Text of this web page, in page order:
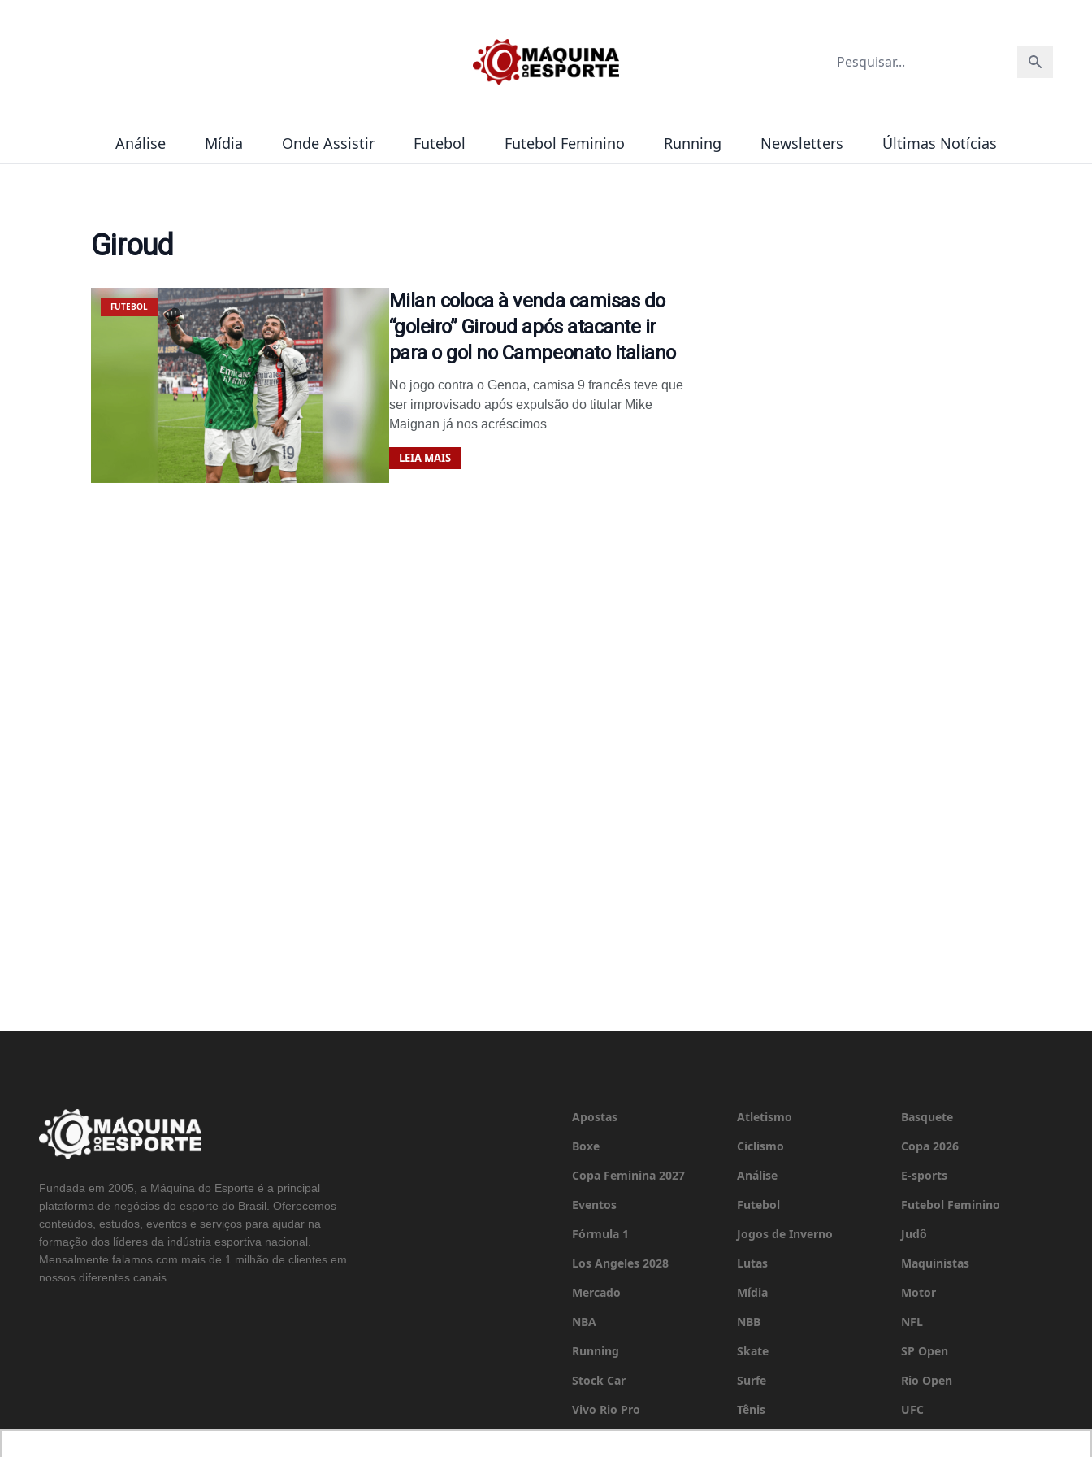
Análise Mídia Onde Assistir Futebol Futebol Feminino Running Newsletters Últimas Notícias
Giroud
FUTEBOL
Milan coloca à venda camisas do
“goleiro” Giroud após atacante ir
para o gol no Campeonato Italiano
No jogo contra o Genoa, camisa 9 francês teve que
ser improvisado após expulsão do titular Mike
Maignan já nos acréscimos
LEIA MAIS
Fundada em 2005, a Máquina do Esporte é a principal
plataforma de negócios do esporte do Brasil. Oferecemos
conteúdos, estudos, eventos e serviços para ajudar na
formação dos líderes da indústria esportiva nacional.
Mensalmente falamos com mais de 1 milhão de clientes em
nossos diferentes canais.
Apostas Atletismo
Basquete
Boxe
Ciclismo
Copa 2026
Copa Feminina 2027
Análise
E-sports
Eventos
Futebol
Futebol Feminino
Fórmula 1
Jogos de Inverno
Judô
Los Angeles 2028
Lutas
Maquinistas
Mercado
Mídia
Motor
NBA
NBB
NFL
Running
Skate
SP Open
Stock Car
Surfe
Rio Open
Vivo Rio Pro
Tênis
UFC